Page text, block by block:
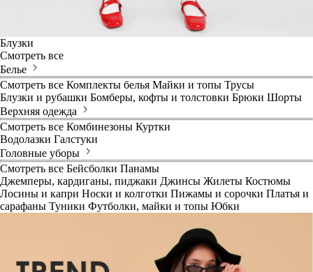
Блузки
Смотреть все
Белье
Смотреть все Комплекты белья Майки и топы Трусы
Блузки и рубашки Бомберы, кофты и толстовки Брюки Шорты
Верхняя одежда
Смотреть все Комбинезоны Куртки
Водолазки Галстуки
Головные уборы
Смотреть все Бейсболки Панамы
Джемперы, кардиганы, пиджаки Джинсы Жилеты Костюмы
Лосины и капри Носки и колготки Пижамы и сорочки Платья и
сарафаны Туники Футболки, майки и топы Юбки